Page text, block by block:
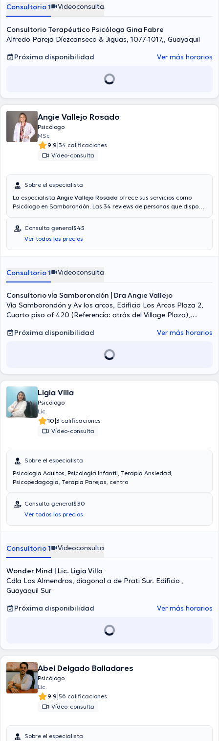
Consultorio 1 Videoconsulta
Consultorio Terapéutico Psicóloga Gina Fabre
Alfredo Pareja Díezcanseco & Jiguas, 1077-1017,, Guayaquil
Próxima disponibilidad
Ver más horarios
Angie Vallejo Rosado
Psicólogo
MSc
9.9|34 calificaciones
Vídeo-consulta
Sobre el especialista
La especialista Angie Vallejo Rosado ofrece sus servicios como
Psicólogo en Samborondón. Las 34 reviews de personas que dispone
Psicología Clínica. Si lo desea, podrá agendar una cita mediante
video-consulta. Aseguradoras tales como Vía reembolso con
cualquier aseguradora son aceptadas. El precio de la consulta con
la licenciada Angie Vallejo Rosado es de $45.
Consulta general$45
Ver todos los precios
Consultorio 1 Videoconsulta
Consultorio vía Samborondón | Dra Angie Vallejo
Vía Samborondón y Av los arcos, Edificio Los Arcos Plaza 2,
Cuarto piso of 420 (Referencia: atrás del Village Plaza),
Próxima disponibilidad
Ver más horarios
Ligia Villa
Psicólogo
Lic.
10|3 calificaciones
Vídeo-consulta
Sobre el especialista
Psicologia Adultos, Psicologia Infantil, Terapia Ansiedad,
Psicopedagogia, Terapia Parejas, centro
Consulta general$30
Ver todos los precios
Consultorio 1 Videoconsulta
Wonder Mind | Lic. Ligia Villa
Cdla Los Almendros, diagonal a de Prati Sur. Edificio ,
Guayaquil Sur
Próxima disponibilidad
Ver más horarios
Abel Delgado Balladares
Psicólogo
Lic.
9.9|56 calificaciones
Vídeo-consulta
Sobre el especialista